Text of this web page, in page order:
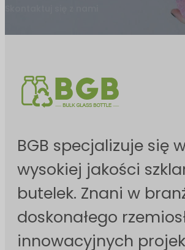
BGB specjalizuje się
wysokiej jakości
butelek. Znani w
doskonałego
innowacyjnych